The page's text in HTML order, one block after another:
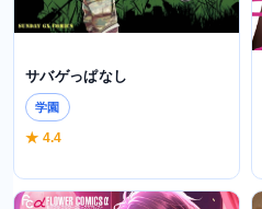
サバゲっぱなし
学園
★ 4.4